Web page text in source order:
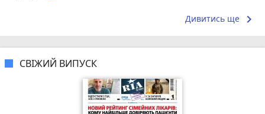
Дивитись ще keyboard_arrow_right
СВІЖИЙ ВИПУСК